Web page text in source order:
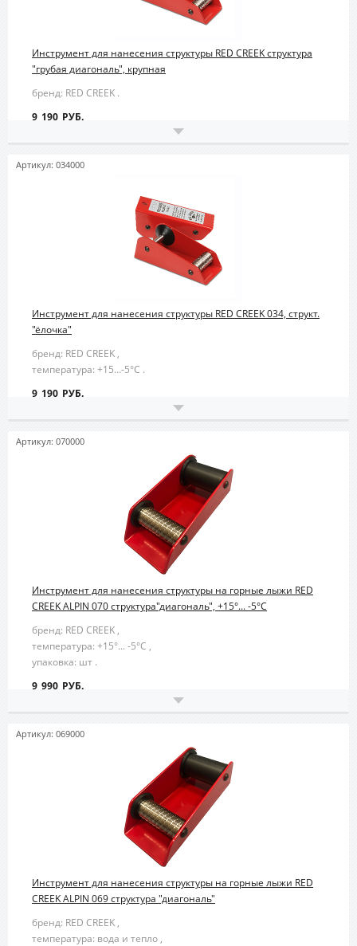
Инструмент для нанесения структуры RED CREEK структура
"грубая диагональ", крупная
бренд: RED CREEK .
9 190 РУБ.
Артикул: 034000
Инструмент для нанесения структуры RED CREEK 034, структ.
"ёлочка"
бренд: RED CREEK ,
температура: +15…-5°С .
9 190 РУБ.
Артикул: 070000
Инструмент для нанесения структуры на горные лыжи RED
CREEK ALPIN 070 структура"диагональ", +15°... -5°С
бренд: RED CREEK ,
температура: +15°... -5°С ,
упаковка: шт .
9 990 РУБ.
Артикул: 069000
Инструмент для нанесения структуры на горные лыжи RED
CREEK ALPIN 069 структура "диагональ"
бренд: RED CREEK ,
температура: вода и тепло ,